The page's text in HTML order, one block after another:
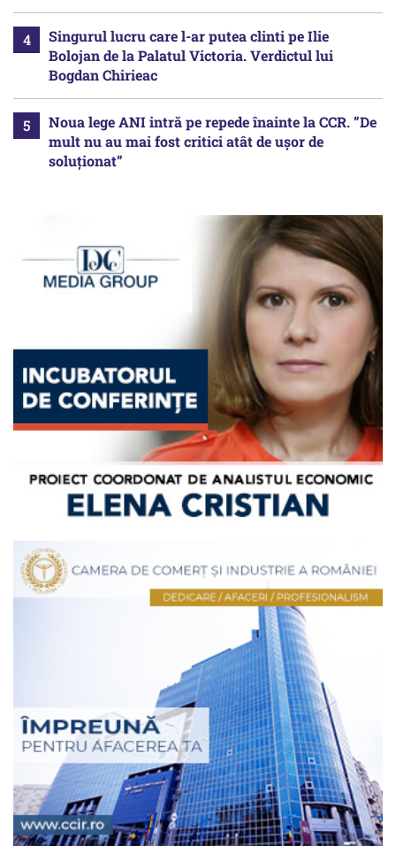
Singurul lucru care l-ar putea clinti pe Ilie
Bolojan de la Palatul Victoria. Verdictul lui
Bogdan Chirieac
Noua lege ANI intră pe repede înainte la CCR. ”De
mult nu au mai fost critici atât de ușor de
soluționat”